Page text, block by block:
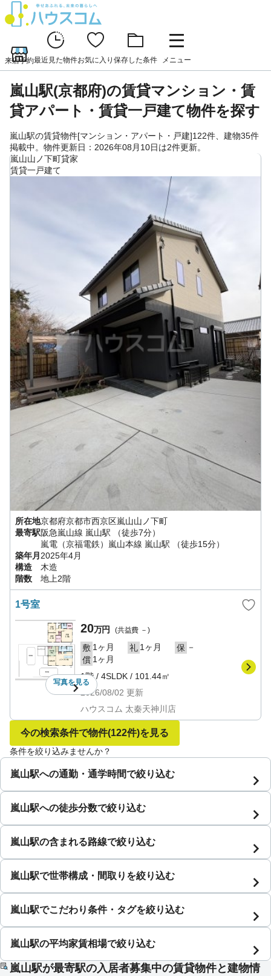
来店予約最近見た物件お気に入り 保存した条件 メニュー
嵐山駅(京都府)の賃貸マンション・賃
貸アパート・賃貸一戸建て物件を探す
嵐山駅の賃貸物件[マンション・アパート・戸建]122件、建物35件
掲載中。物件更新日：2026年08月10日は2件更新。
嵐山山ノ下町貸家
賃貸一戸建て
所在地京都府京都市西京区嵐山山ノ下町
最寄駅阪急嵐山線 嵐山駅
（徒歩7分）
嵐電（京福電鉄）嵐山本線 嵐山駅
（徒歩15分）
築年月2025年4月
構造
木造
階数
地上2階
1号室
写真を見る
20万円 (共益費 － )
敷 1ヶ月 礼 1ヶ月 保 －
償 1ヶ月
1階/ 4SLDK / 101.44㎡
2026/08/02 更新
ハウスコム 太秦天神川店
今の検索条件で物件(122件)を見る
条件を絞り込みませんか？
嵐山駅への通勤・通学時間で絞り込む
嵐山駅への徒歩分数で絞り込む
嵐山駅の含まれる路線で絞り込む
嵐山駅で世帯構成・間取りを絞り込む
嵐山駅でこだわり条件・タグを絞り込む
嵐山駅の平均家賃相場で絞り込む
嵐山駅が最寄駅の入居者募集中の賃貸物件と建物情